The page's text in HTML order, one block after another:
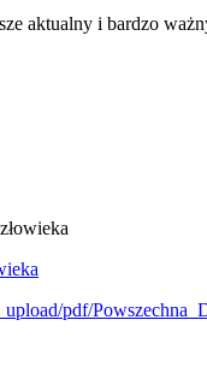
i bardzo
pdf/